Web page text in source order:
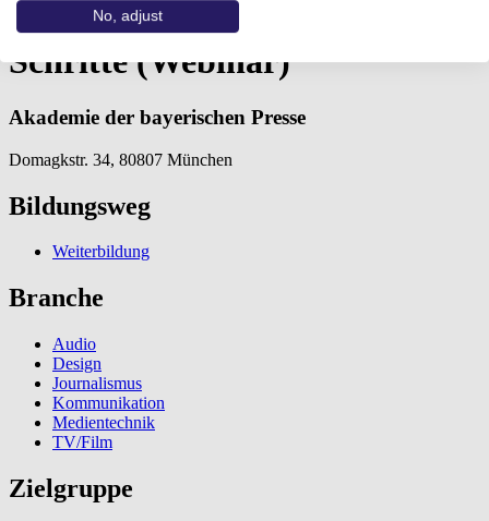
Adobe Premiere Pro I: Erste
Schritte (Webinar)
Akademie der bayerischen Presse
Domagkstr. 34, 80807 München
Bildungsweg
Weiterbildung
Branche
Audio
Design
Journalismus
Kommunikation
Medientechnik
TV/Film
Zielgruppe
No, adjust